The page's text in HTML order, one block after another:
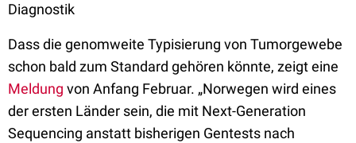
Diagnostik
Dass die genomweite Typisierung von Tumorgewebe
schon bald zum Standard gehören könnte, zeigt eine
Meldung von Anfang Februar. „Norwegen wird eines
der ersten Länder sein, die mit Next-Generation
Sequencing anstatt bisherigen Gentests nach